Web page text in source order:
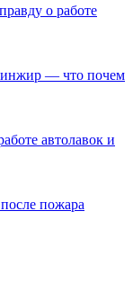
о работе
инжир — что почем
автолавок и
пожара